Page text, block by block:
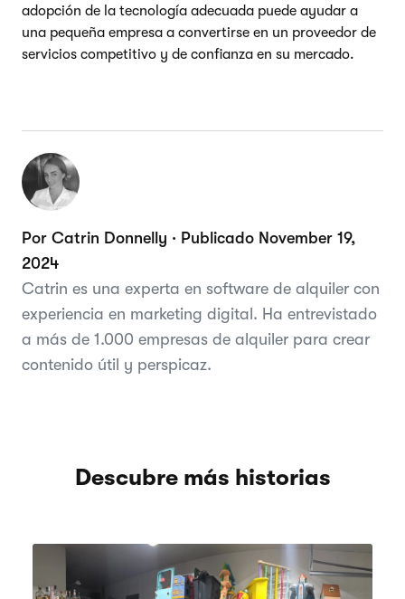
adopción de la tecnología adecuada puede ayudar a
una pequeña empresa a convertirse en un proveedor de
servicios competitivo y de confianza en su mercado.
Por Catrin Donnelly · Publicado November 19,
2024
Catrin es una experta en software de alquiler con
experiencia en marketing digital. Ha entrevistado
a más de 1.000 empresas de alquiler para crear
contenido útil y perspicaz.
Descubre más historias